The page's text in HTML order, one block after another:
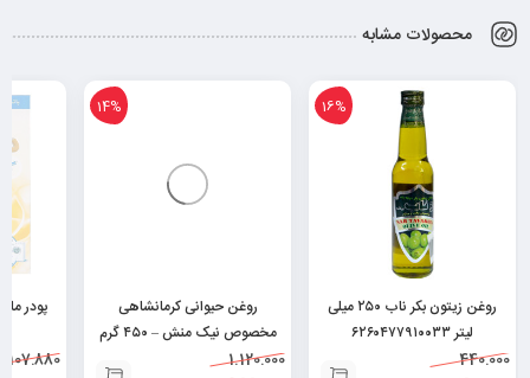
محصولات مشابه
16%
روغن زیتون بکر ناب ۲۵۰ میلی
لیتر ۶۲۶۰۴۷۷۹۱۰۰۳۳
440.000
14%
روغن حیوانی کرمانشاهی
مخصوص نیک منش – ۴۵۰ گرم
۶۲۶۰۴۹۶۴۳۰۰۴۸1.120.000
پودر
107.880